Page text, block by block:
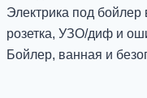
Электрика под бойлер
розетка, УЗО/диф и
Бойлер, ванная и